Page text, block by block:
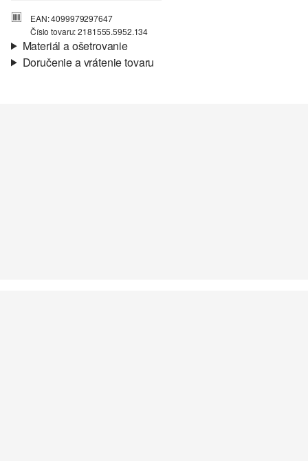
EAN: 4099979297647
Číslo tovaru: 2181555.5952.134
Materiál a ošetrovanie
Doručenie a vrátenie tovaru